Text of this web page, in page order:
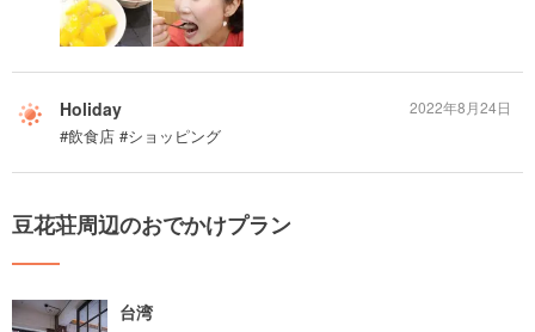
Holiday
#飲食店 #ショッピング
2022年8月24日
豆花荘周辺のおでかけプラン
台湾